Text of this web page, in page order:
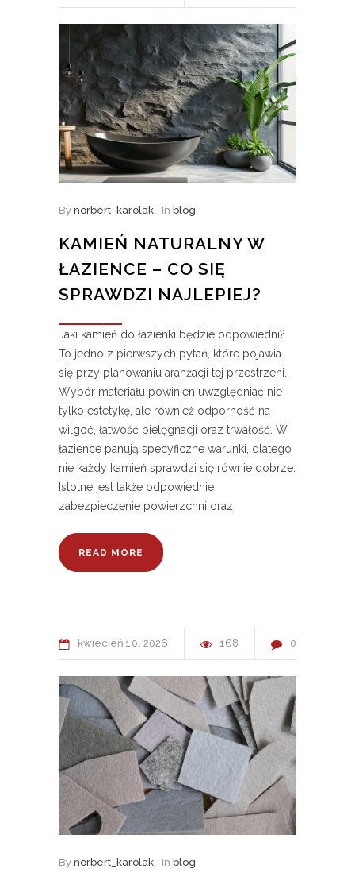
By norbert_karolak In blog
KAMIEŃ NATURALNY W
ŁAZIENCE – CO SIĘ
SPRAWDZI NAJLEPIEJ?
Jaki kamień do łazienki będzie odpowiedni?
To jedno z pierwszych pytań, które pojawia
się przy planowaniu aranżacji tej przestrzeni.
Wybór materiału powinien uwzględniać nie
tylko estetykę, ale również odporność na
wilgoć, łatwość pielęgnacji oraz trwałość. W
łazience panują specyficzne warunki, dlatego
nie każdy kamień sprawdzi się równie dobrze.
Istotne jest także odpowiednie
zabezpieczenie powierzchni oraz
READ MORE
kwiecień 10 2026 168 0
By norbert_karolak In blog